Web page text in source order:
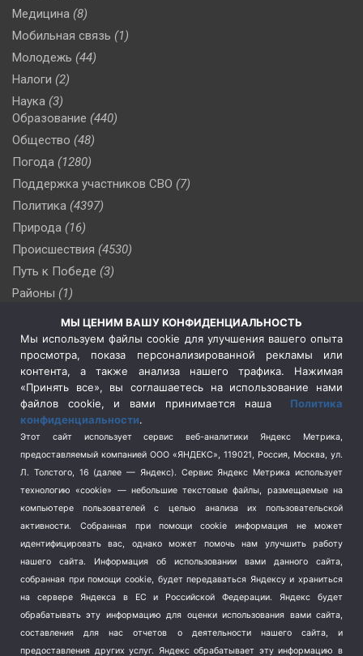
Медицина (8)
Мобильная связь (1)
Молодежь (44)
Налоги (2)
Наука (3)
Образование (440)
Общество (48)
Погода (1280)
Поддержка участников СВО (7)
Политика (4397)
Природа (16)
Происшествия (4530)
Путь к Победе (3)
Районы (1)
(510)
Сельское хозяйство (3)
Социальная политика
(3)
Спецоперация в Украине
Спецоперация на Украине
(404)
Спорт (740)
Терроризм (1)
Транспорт (262)
Туризм (178)
Флот (76)
Школа и спорт (2)
Экология (8)
Экономика (1172)
МЫ ЦЕНИМ ВАШУ КОНФИДЕНЦИАЛЬНОСТЬ
Мы используем файлы cookie для улучшения вашего опыта
просмотра, показа персонализированной рекламы или
контента, а также анализа нашего трафика. Нажимая
«Принять все», вы соглашаетесь на использование нами
файлов cookie, и вами принимается наша Политика
конфиденциальности.
Этот сайт использует сервис веб-аналитики Яндекс Метрика,
предоставляемый компанией ООО «ЯНДЕКС», 119021, Россия, Москва, ул.
Л. Толстого, 16 (далее — Яндекс). Сервис Яндекс Метрика использует
технологию «cookie» — небольшие текстовые файлы, размещаемые на
компьютере пользователей с целью анализа их пользовательской
активности.
Собранная при помощи cookie информация не может
идентифицировать вас, однако может помочь нам улучшить работу
нашего сайта. Информация об использовании вами данного сайта,
собранная при помощи cookie, будет передаваться Яндексу и храниться
на сервере Яндекса в ЕС и Российской Федерации. Яндекс будет
обрабатывать эту информацию для оценки использования вами сайта,
составления для нас отчетов о деятельности нашего сайта, и
предоставления других услуг. Яндекс обрабатывает эту информацию в